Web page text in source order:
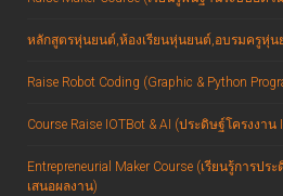
หลักสูตรหุ่นยนต์,ห้องเรียนหุ่นยนต์,อบรมครูหุ่น
Raise Robot Coding (Graphic & Python
Course Raise IOTBot & AI (ประดิษฐ์โครงงา
Entrepreneurial Maker Course (เรียนรู้การป
เสนอผลงาน)